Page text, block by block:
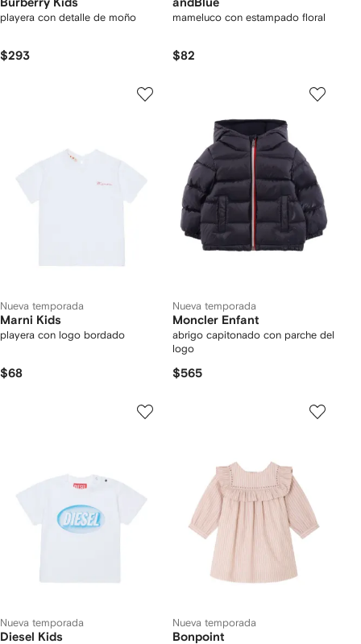
Burberry Kids
playera con detalle de moño
$293
andBlue
mameluco con estampado floral
$82
Nueva temporada
Marni Kids
playera con logo bordado
$68
Nueva temporada
Moncler Enfant
abrigo capitonado con parche del
logo
$565
Nueva temporada
Diesel Kids
Nueva temporada
Bonpoint